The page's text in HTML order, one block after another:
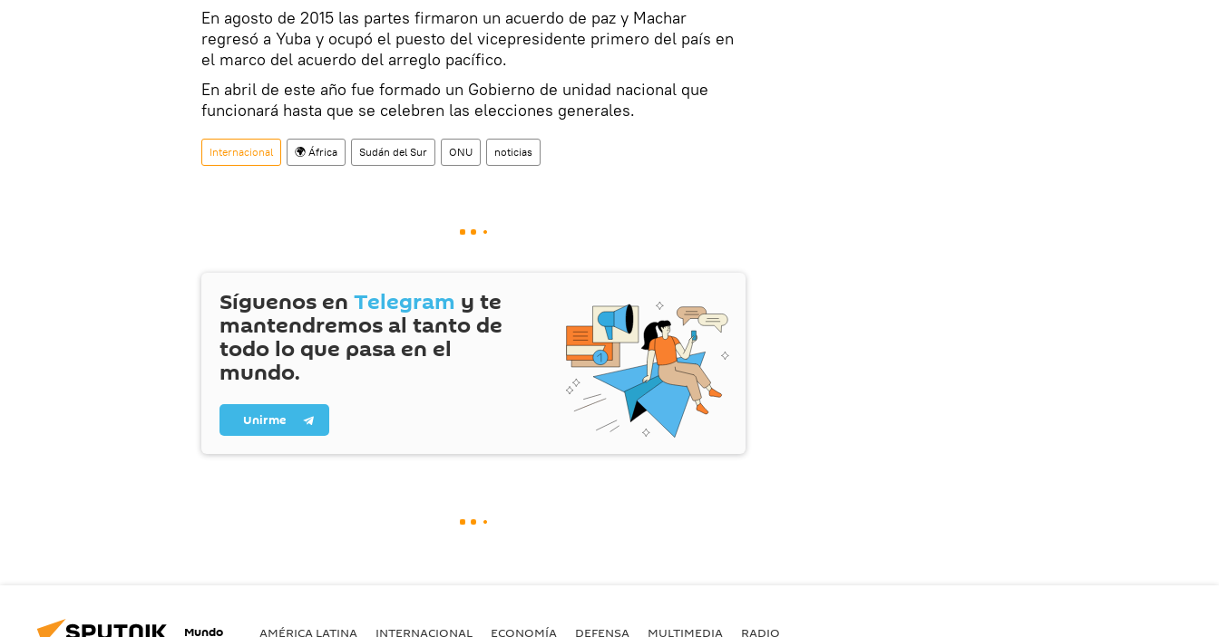
En agosto de 2015 las partes firmaron un acuerdo de paz y Machar
regresó a Yuba y ocupó el puesto del vicepresidente primero del país en
el marco del acuerdo del arreglo pacífico.
En abril de este año fue formado un Gobierno de unidad nacional que
funcionará hasta que se celebren las elecciones generales.
Internacional 🌍 África Sudán del Sur ONU noticias
Síguenos en Telegram y te
mantendremos al tanto de
todo lo que pasa en el
mundo.
Unirme
Mundo AMÉRICA LATINA INTERNACIONAL ECONOMÍA DEFENSA MULTIMEDIA RADIO